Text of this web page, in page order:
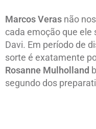
Marcos Veras não
cada emoção que ele
Davi. Em período de
sorte é exatamente
Rosanne Mulholland
segundo dos